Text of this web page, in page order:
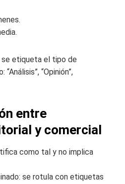
se etiqueta el tipo de
“Opinión”,
entre
y comercial
como tal y no implica
se rotula con etiquetas